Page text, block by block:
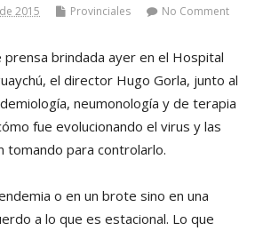
2015 Provinciales No Comment
prensa brindada ayer en el Hospital
el director Hugo Gorla, junto al
neumonología y de terapia
fue evolucionando el virus y las
tomando para controlarlo.
o en un brote sino en una
a lo que es estacional. Lo que